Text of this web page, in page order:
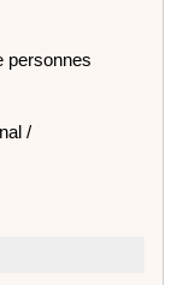
personnes
/